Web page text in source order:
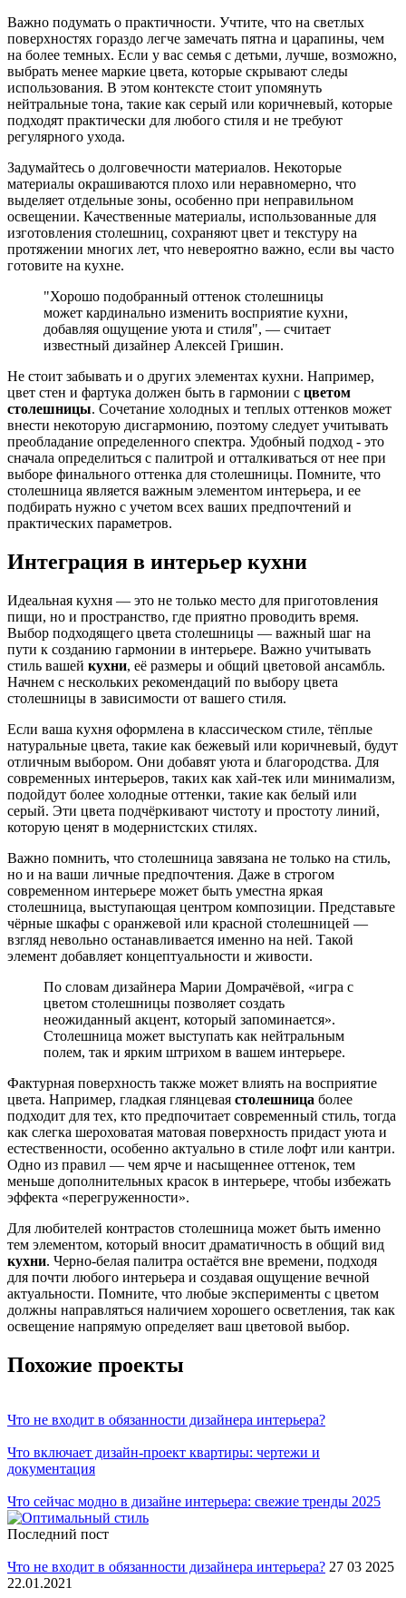
Важно подумать о практичности. Учтите, что на светлых
поверхностях гораздо легче замечать пятна и царапины, чем
на более темных. Если у вас семья с детьми, лучше, возможно,
выбрать менее маркие цвета, которые скрывают следы
использования. В этом контексте стоит упомянуть
нейтральные тона, такие как серый или коричневый, которые
подходят практически для любого стиля и не требуют
регулярного ухода.
Задумайтесь о долговечности материалов. Некоторые
материалы окрашиваются плохо или неравномерно, что
выделяет отдельные зоны, особенно при неправильном
освещении. Качественные материалы, использованные для
изготовления столешниц, сохраняют цвет и текстуру на
протяжении многих лет, что невероятно важно, если вы часто
готовите на кухне.
"Хорошо подобранный оттенок столешницы
может кардинально изменить восприятие кухни,
добавляя ощущение уюта и стиля", — считает
известный дизайнер Алексей Гришин.
Не стоит забывать и о других элементах кухни. Например,
цвет стен и фартука должен быть в гармонии с цветом
столешницы. Сочетание холодных и теплых оттенков может
внести некоторую дисгармонию, поэтому следует учитывать
преобладание определенного спектра. Удобный подход - это
сначала определиться с палитрой и отталкиваться от нее при
выборе финального оттенка для столешницы. Помните, что
столешница является важным элементом интерьера, и ее
подбирать нужно с учетом всех ваших предпочтений и
практических параметров.
Интеграция в интерьер кухни
Идеальная кухня — это не только место для приготовления
пищи, но и пространство, где приятно проводить время.
Выбор подходящего цвета столешницы — важный шаг на
пути к созданию гармонии в интерьере. Важно учитывать
стиль вашей кухни, её размеры и общий цветовой ансамбль.
Начнем с нескольких рекомендаций по выбору цвета
столешницы в зависимости от вашего стиля.
Если ваша кухня оформлена в классическом стиле, тёплые
натуральные цвета, такие как бежевый или коричневый, будут
отличным выбором. Они добавят уюта и благородства. Для
современных интерьеров, таких как хай-тек или минимализм,
подойдут более холодные оттенки, такие как белый или
серый. Эти цвета подчёркивают чистоту и простоту линий,
которую ценят в модернистских стилях.
Важно помнить, что столешница завязана не только на стиль,
но и на ваши личные предпочтения. Даже в строгом
современном интерьере может быть уместна яркая
столешница, выступающая центром композиции. Представьте
чёрные шкафы с оранжевой или красной столешницей —
взгляд невольно останавливается именно на ней. Такой
элемент добавляет концептуальности и живости.
По словам дизайнера Марии Домрачёвой, «игра с
цветом столешницы позволяет создать
неожиданный акцент, который запоминается».
Столешница может выступать как нейтральным
полем, так и ярким штрихом в вашем интерьере.
Фактурная поверхность также может влиять на восприятие
цвета. Например, гладкая глянцевая столешница более
подходит для тех, кто предпочитает современный стиль, тогда
как слегка шероховатая матовая поверхность придаст уюта и
естественности, особенно актуально в стиле лофт или кантри.
Одно из правил — чем ярче и насыщеннее оттенок, тем
меньше дополнительных красок в интерьере, чтобы избежать
эффекта «перегруженности».
Для любителей контрастов столешница может быть именно
тем элементом, который вносит драматичность в общий вид
кухни. Черно-белая палитра остаётся вне времени, подходя
для почти любого интерьера и создавая ощущение вечной
актуальности. Помните, что любые эксперименты с цветом
должны направляться наличием хорошего осветления, так как
освещение напрямую определяет ваш цветовой выбор.
Похожие проекты
Что не входит в обязанности дизайнера интерьера?
Что включает дизайн-проект квартиры: чертежи и
документация
Что сейчас модно в дизайне интерьера: свежие тренды 2025
Последний пост
Что не входит в обязанности дизайнера интерьера? 27 03 2025
22.01.2021